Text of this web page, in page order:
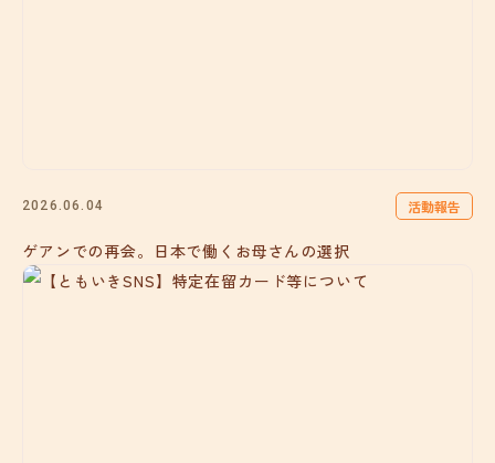
2026.06.04 活動報告
ゲアンでの再会。日本で働くお母さんの選択